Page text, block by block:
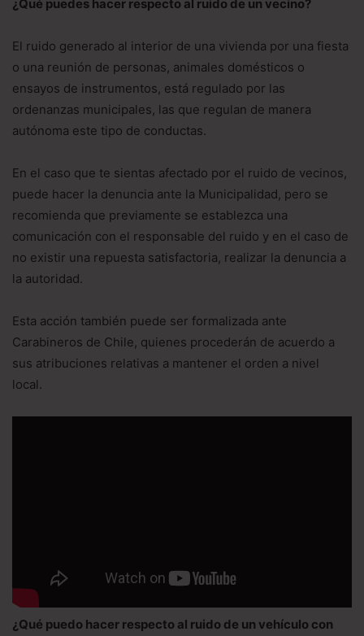
¿Qué puedes hacer respecto al ruido de un vecino?
El ruido generado al interior de una vivienda por una fiesta
o una reunión de personas, animales domésticos o
ensayos de instrumentos, está regulado por las
ordenanzas municipales, las que regulan de manera
autónoma este tipo de conductas.
En el caso que te sientas afectado por el ruido de vecinos,
puede hacer la denuncia ante la Municipalidad, pero se
recomienda que previamente se establezca una
comunicación con el responsable del ruido y en el caso de
no existir una repuesta satisfactoria, realizar la denuncia a
la autoridad.
Esta acción también puede ser formalizada ante
Carabineros de Chile, quienes procederán de acuerdo a
sus atribuciones relativas a mantener el orden a nivel
local.
¿Qué puedo hacer respecto al ruido de un vehículo con